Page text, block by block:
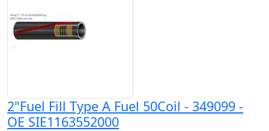
2"Fuel Fill Type A Fuel 50Coil - 349099 -
OE SIE1163552000